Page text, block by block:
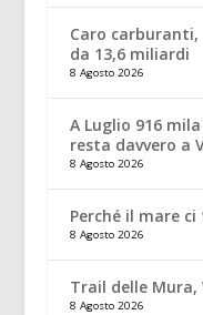
Caro carburanti,
da 13,6 miliardi
8 Agosto 2026
A Luglio 916
resta davvero a
8 Agosto 2026
Perché il mare
8 Agosto 2026
Trail delle
8 Agosto 2026